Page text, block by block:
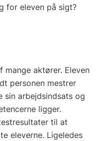
for eleven på sigt?
mange aktører. Eleven
personen mestrer
sin arbejdsindsats og
ligger.
til at
eleverne. Ligeledes